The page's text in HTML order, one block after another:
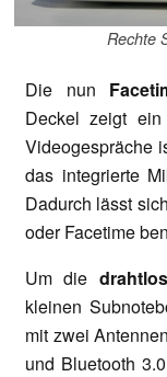
Rechte
Die nun
Deckel zeigt
Videogespräche
das integrierte
Dadurch lässt
oder Facetime
Um die
kleinen
mit zwei
und Bluetooth